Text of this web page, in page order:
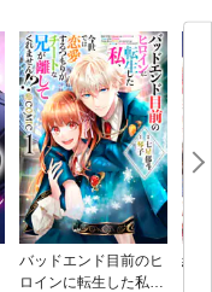
バッドエンド目前のヒ
ロインに転生した私、
結